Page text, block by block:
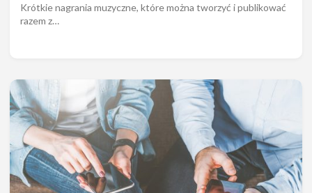
Krótkie nagrania muzyczne, które można tworzyć i publikować
razem z…